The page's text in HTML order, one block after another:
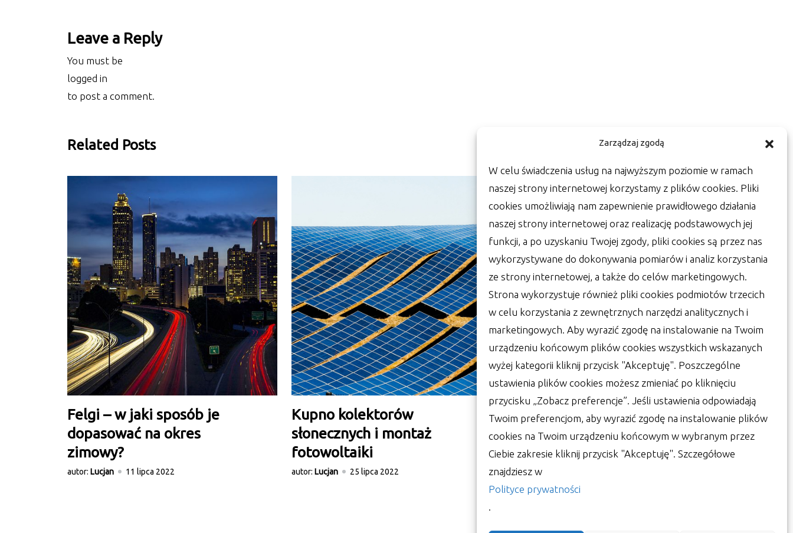
Zarządzaj zgodą
W celu świadczenia usług na najwyższym poziomie w ramach
naszej strony internetowej korzystamy z plików cookies. Pliki
cookies umożliwiają nam zapewnienie prawidłowego działania
naszej strony internetowej oraz realizację podstawowych jej
funkcji, a po uzyskaniu Twojej zgody, pliki cookies są przez nas
wykorzystywane do dokonywania pomiarów i analiz korzystania
ze strony internetowej, a także do celów marketingowych.
Strona wykorzystuje również pliki cookies podmiotów trzecich
w celu korzystania z zewnętrznych narzędzi analitycznych i
marketingowych. Aby wyrazić zgodę na instalowanie na Twoim
urządzeniu końcowym plików cookies wszystkich wskazanych
wyżej kategorii kliknij przycisk "Akceptuję". Poszczególne
ustawienia plików cookies możesz zmieniać po kliknięciu
przycisku „Zobacz preferencje”. Jeśli ustawienia odpowiadają
Twoim preferencjom, aby wyrazić zgodę na instalowanie plików
cookies na Twoim urządzeniu końcowym w wybranym przez
Ciebie zakresie kliknij przycisk "Akceptuję". Szczegółowe
znajdziesz w
Polityce prywatności
.
Leave a Reply
You must be
logged in
to post a comment.
Related Posts
Felgi – w jaki sposób je
dopasować na okres
zimowy?
autor: Lucjan 11 lipca 2022
Kupno kolektorów
słonecznych i montaż
fotowoltaiki
autor: Lucjan 25 lipca 2022
Poliuretan wokół nas –
wnętrze oraz inne
rozwiązania
autor:Lucjan